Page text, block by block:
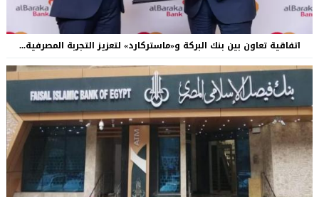
اتفاقية تعاون بين بنك البركة و«ماستركارد» لتعزيز التجربة المصرفية...